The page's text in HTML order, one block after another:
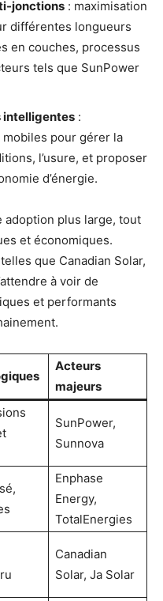
jonctions : maximisation
différentes longueurs
en couches, processus
tels que SunPower
intelligentes :
pour gérer la
l’usure, et proposer
d’énergie.
adoption plus large, tout
et économiques.
que Canadian Solar,
à voir de
et performants
Acteurs
majeurs
SunPower,
Sunnova
Enphase
Energy,
TotalEnergies
Canadian
Solar, Ja Solar